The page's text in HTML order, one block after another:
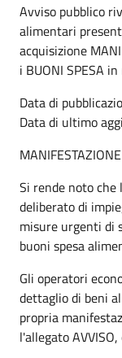
Avviso pubblico
alimentari
acquisizione
i BUONI SPESA
Data di
Data di ultimo
Si rende noto
deliberato di
misure urgenti di
buoni spesa
Gli operatori
dettaglio di beni
propria
l'allegato